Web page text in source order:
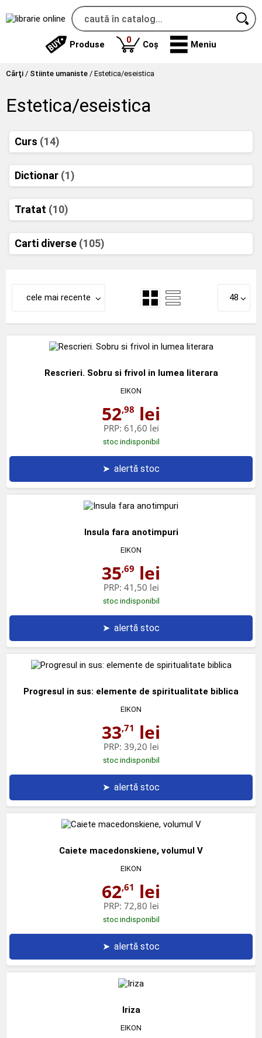
Produse 0produse
Coș Meniu
Cărţi / Stiinte umaniste / Estetica/eseistica
Estetica/eseistica
Curs (14)
Dictionar (1)
Tratat (10)
Carti diverse (105)
cele mai recente 48
Rescrieri. Sobru si frivol in lumea literara
EIKON
52,98 lei
PRP: 61,60 lei
stoc indisponibil
➤ alertă stoc
Insula fara anotimpuri
EIKON
35,69 lei
PRP: 41,50 lei
stoc indisponibil
➤ alertă stoc
Progresul in sus: elemente de spiritualitate biblica
EIKON
33,71 lei
PRP: 39,20 lei
stoc indisponibil
➤ alertă stoc
Caiete macedonskiene, volumul V
EIKON
62,61 lei
PRP: 72,80 lei
stoc indisponibil
➤ alertă stoc
Iriza
EIKON